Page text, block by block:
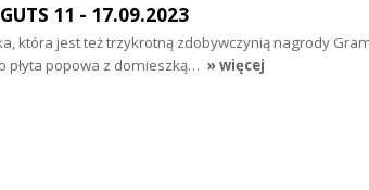
11 - 17.09.2023
która jest też trzykrotną zdobywczynią nagrody
płyta popowa z domieszką… » więcej